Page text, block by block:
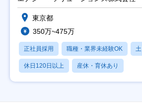
東京都
350万~475万
正社員採用 職種・業界未経験OK
休日120日以上 産休・育休あり